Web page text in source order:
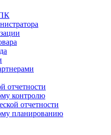
отчетности
контролю
отчетности
планированию